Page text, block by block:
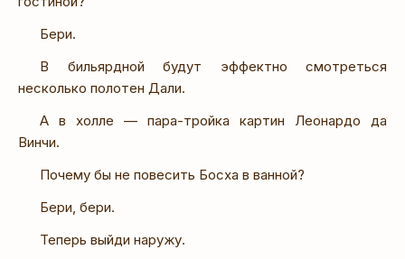
Бери.
В бильярдной будут эффектно смотреться
несколько полотен Дали.
А в холле — пара-тройка картин Леонардо да
Винчи.
Почему бы не повесить Босха в ванной?
Бери, бери.
Теперь выйди наружу.